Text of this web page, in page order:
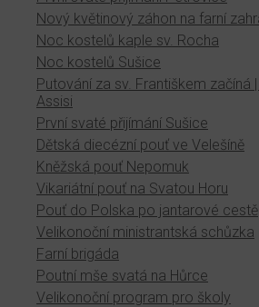
Nový květinový záhon na farní
Noc kostelů kaple sv. Rocha
Noc kostelů Sušice
Putování za sv. Františkem začíná
Assisi
První svaté přijímání Sušice
Dětská diecézní pouť ve Velešíně
Kněžská pouť Nepomuk
Vikariátní pouť na Svatou Horu
Pouť do Polska po jantarové cestě
Velikonoční ministrantská schůzka
Farní brigáda
Poutní mše svatá na Hůrce
Velikonoční program pro školy